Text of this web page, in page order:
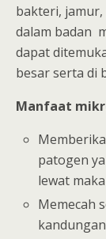
bakteri,
dalam badan
dapat
besar serta di
Manfaat
patogen
lewat
Memecah